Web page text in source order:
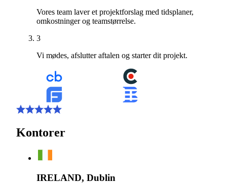
Vores team laver et projektforslag med tidsplaner,
omkostninger og teamstørrelse.
3
Vi mødes, afslutter aftalen og starter dit projekt.
Kontorer
IRELAND, Dublin